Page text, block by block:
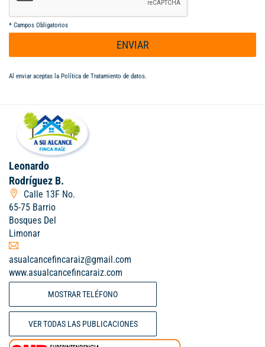
* Campos Obligatorios
ENVIAR
Al enviar aceptas la Política de Tratamiento de datos.
Leonardo
Rodríguez B.
Calle 13F No.
65-75 Barrio
Bosques Del
Limonar
asualcancefincaraiz@gmail.com
www.asualcancefincaraiz.com
MOSTRAR TELÉFONO
VER TODAS LAS PUBLICACIONES